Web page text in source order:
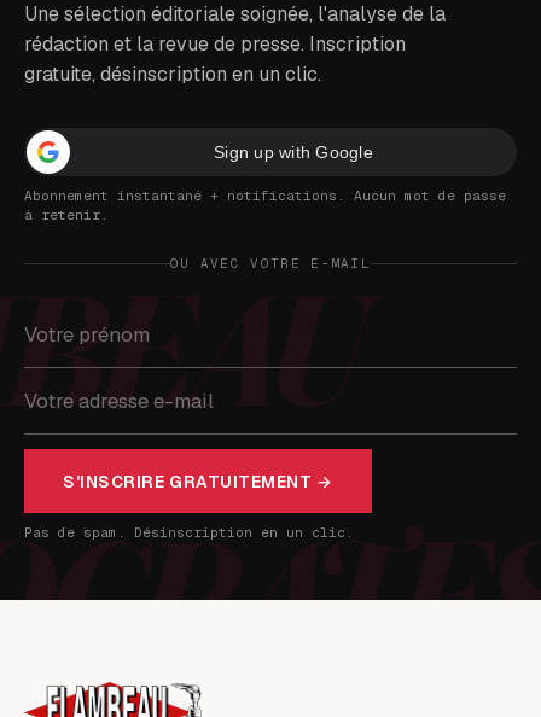
Une sélection éditoriale soignée, l'analyse de la
rédaction et la revue de presse. Inscription
gratuite, désinscription en un clic.
Sign up with Google
Abonnement instantané + notifications. Aucun mot de passe
à retenir.
OU AVEC VOTRE E-MAIL
S'INSCRIRE GRATUITEMENT →
Pas de spam. Désinscription en un clic.